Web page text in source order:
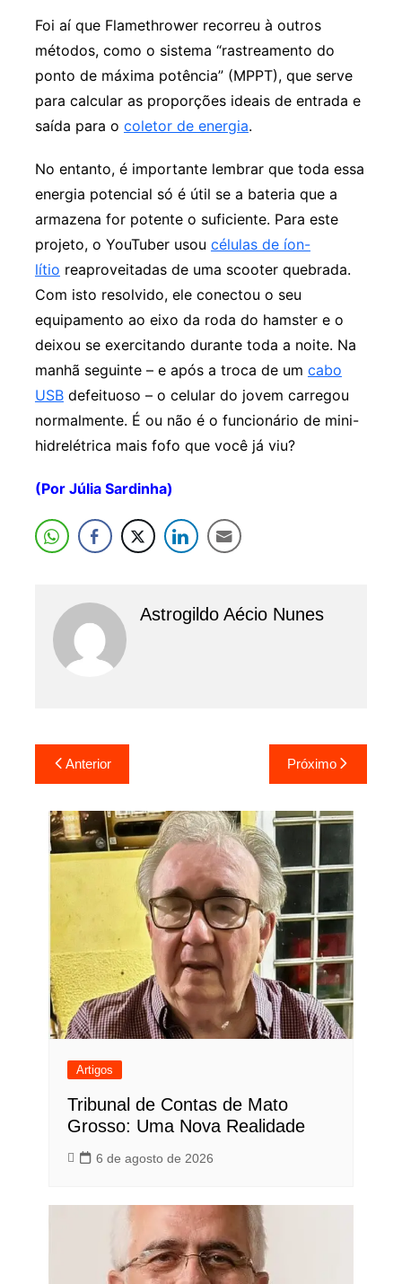
Foi aí que Flamethrower recorreu à outros
métodos, como o sistema “rastreamento do
ponto de máxima potência” (MPPT), que serve
para calcular as proporções ideais de entrada e
saída para o coletor de energia.
No entanto, é importante lembrar que toda essa
energia potencial só é útil se a bateria que a
armazena for potente o suficiente. Para este
projeto, o YouTuber usou células de íon-
lítio reaproveitadas de uma scooter quebrada.
Com isto resolvido, ele conectou o seu
equipamento ao eixo da roda do hamster e o
deixou se exercitando durante toda a noite. Na
manhã seguinte – e após a troca de um cabo
USBdefeituoso – o celular do jovem carregou
normalmente. É ou não é o funcionário de mini-
hidrelétrica mais fofo que você já viu?
(Por Júlia Sardinha)
Astrogildo Aécio Nunes
Navegação
de
Post
Anterior Próximo
Artigos
Tribunal de Contas de Mato
Grosso: Uma Nova Realidade
6 de agosto de 2026